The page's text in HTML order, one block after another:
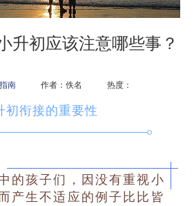
升初应该注意哪些事？
南作者：佚名 热度：
初衔接的重要性
的孩子们，因没有重视小
产生不适应的例子比比皆